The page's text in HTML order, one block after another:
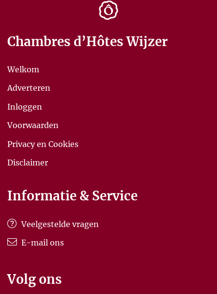
Chambres d’Hôtes Wijzer
Welkom
Adverteren
Inloggen
Voorwaarden
Privacy en Cookies
Disclaimer
Informatie & Service
Veelgestelde vragen
E-mail ons
Volg ons